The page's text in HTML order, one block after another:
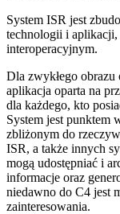
System ISR jest
technologii i
interoperacyjnym.
Dla zwykłego obrazu
aplikacja oparta na
dla każdego, kto
System jest punktem
zbliżonym do
ISR, a także innych
mogą udostępniać i
informacje oraz
niedawno do C4 jest
zainteresowania.